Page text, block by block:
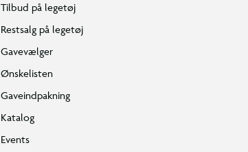
Tilbud på legetøj
Restsalg på legetøj
Gavevælger
Ønskelisten
Gaveindpakning
Katalog
Events